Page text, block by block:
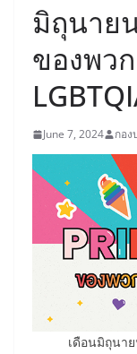
มิถุนาย
ของพวก
June 7, 2024 กอง
เดือนมิถุนา